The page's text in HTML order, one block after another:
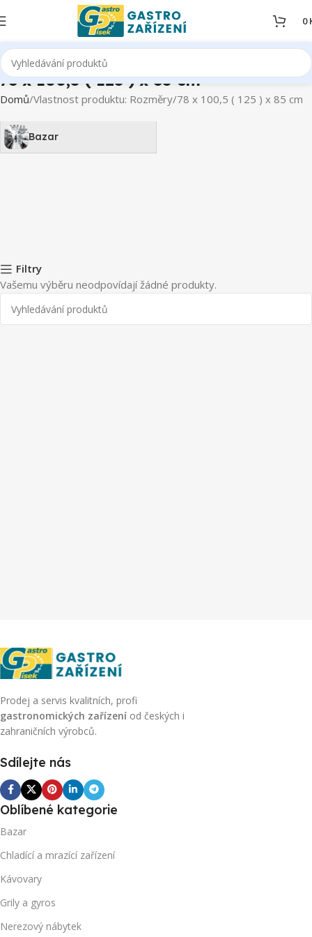
0
78 x 100,5 ( 125 ) x 85 cm
Domů Vlastnost produktu: Rozměry 78 x 100,5 ( 125 ) x 85 cm
Bazar
Filtry
Vašemu výběru neodpovídají žádné produkty.
Prodej a servis kvalitních, profi
gastronomických zařízení od českých i
zahraničních výrobců.
Sdílejte nás
Oblíbené kategorie
Bazar
Chladící a mrazící zařízení
Kávovary
Grily a gyros
Nerezový nábytek